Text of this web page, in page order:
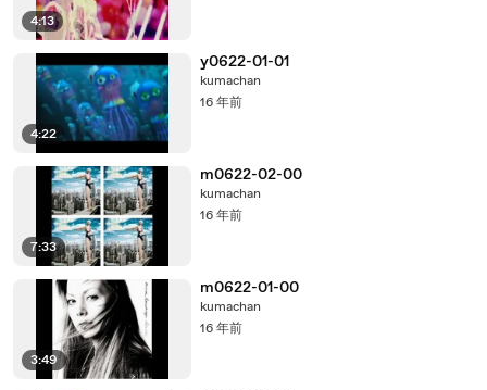
4:13
4:22
y0622-01-01
kumachan
16 年前
7:33
m0622-02-00
kumachan
16 年前
3:49
m0622-01-00
kumachan
16 年前